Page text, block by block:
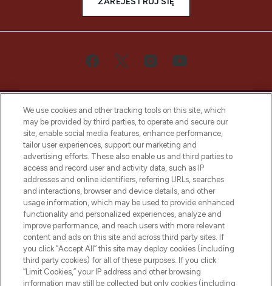
Bądź pierwszą osobą, która dowie się o
najnowszych produktach, od niszowych i
uznanych marek, sezonowych trendach i
otrzyma ekskluzywne artykuły redakcyjne
z Sunday Supplement.
Zgoda na pliki cookie
Do Not Sell or Share My Personal
Information
POMOC & INFORMACJE
We use cookies and other tracking tools on this site, which
may be provided by third parties, to operate and secure our
site, enable social media features, enhance performance,
tailor user experiences, support our marketing and
advertising efforts. These also enable us and third parties to
access and record user and activity data, such as IP
addresses and online identifiers, referring URLs, searches
and interactions, browser and device details, and other
usage information, which may be used to provide enhanced
functionality and personalized experiences, analyze and
improve performance, and reach users with more relevant
content and ads on this site and across third party sites. If
you click “Accept All” this site may deploy cookies (including
third party cookies) for all of these purposes. If you click
“Limit Cookies,” your IP address and other browsing
information may still be collected but only cookies (including